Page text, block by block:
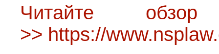
Читайте
>> https://